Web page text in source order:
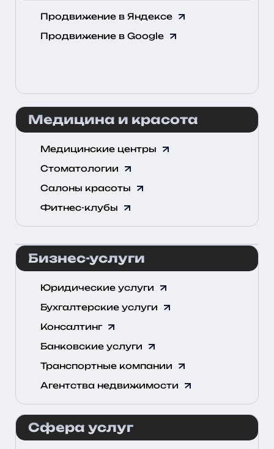
Продвижение в Яндексе
Продвижение в Google
Медицина и красота
Медицинские центры
Стоматологии
Салоны красоты
Фитнес-клубы
Бизнес-услуги
Юридические услуги
Бухгалтерские услуги
Консалтинг
Банковские услуги
Транспортные компании
Агентства недвижимости
Сфера услуг